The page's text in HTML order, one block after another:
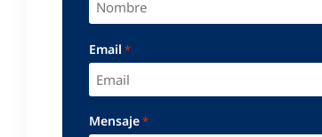
Email *
Mensaje*